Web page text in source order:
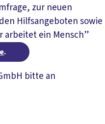
zur neuen
Hilfsangeboten sowie
arbeitet ein Mensch”
.
bitte an